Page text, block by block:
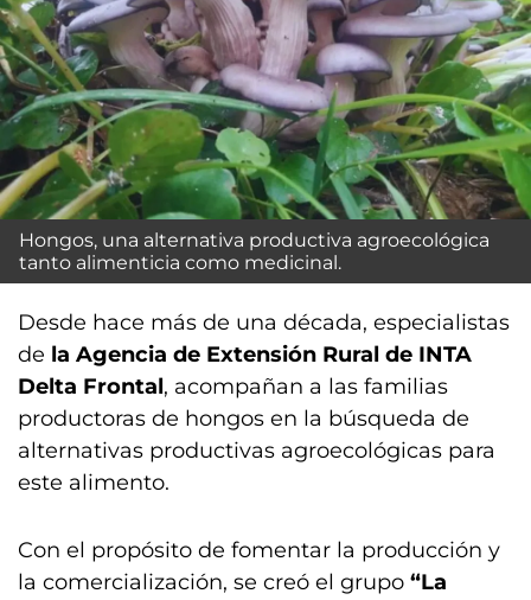
Hongos, una alternativa productiva agroecológica
tanto alimenticia como medicinal.
Desde hace más de una década, especialistas
de la Agencia de Extensión Rural de INTA
Delta Frontal, acompañan a las familias
productoras de hongos en la búsqueda de
alternativas productivas agroecológicas para
este alimento.
Con el propósito de fomentar la producción y
la comercialización, se creó el grupo “La